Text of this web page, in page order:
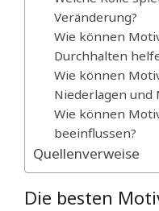
Veränderung?
Wie können
Durchhalten
Wie können
Niederlagen und
Wie können
beeinflussen?
Quellenverweise
Die besten